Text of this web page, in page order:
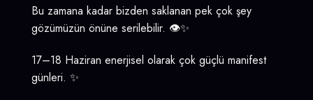
Bu zamana kadar bizden saklanan pek çok şey
gözümüzün önüne serilebilir. 👁️✨
17–18 Haziran enerjisel olarak çok güçlü manifest
günleri. ✨